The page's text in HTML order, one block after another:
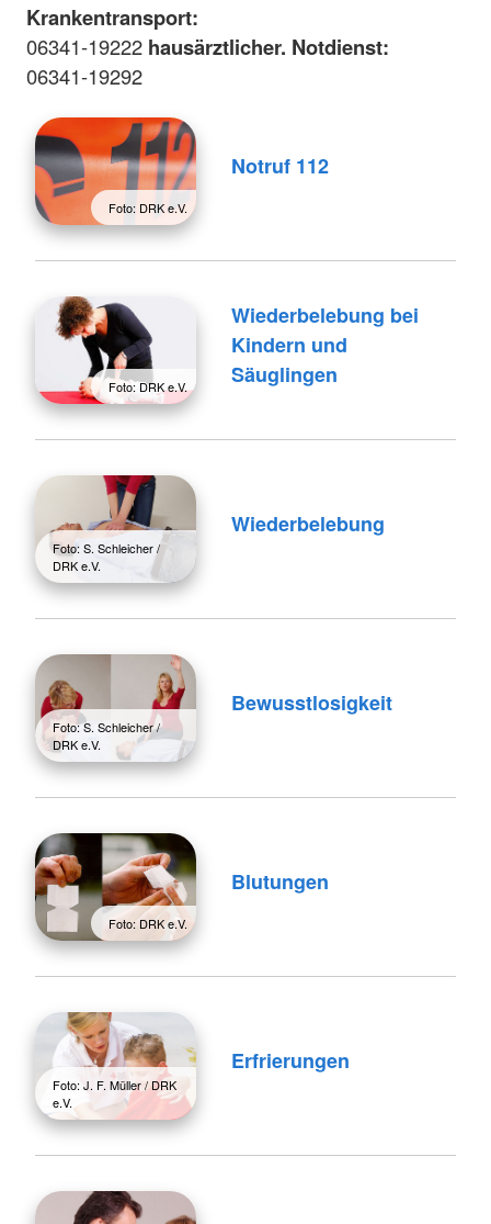
Krankentransport:
06341-19222 hausärztlicher. Notdienst:
06341-19292
Foto: DRK e.V.
Notruf 112
Foto: DRK e.V.
Wiederbelebung bei
Kindern und
Säuglingen
Foto: S. Schleicher /
DRK e.V.
Wiederbelebung
Foto: S. Schleicher /
DRK e.V.
Bewusstlosigkeit
Foto: DRK e.V.
Blutungen
Foto: J. F. Müller / DRK
e.V.
Erfrierungen